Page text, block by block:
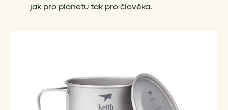
jak pro planetu tak pro člověka.